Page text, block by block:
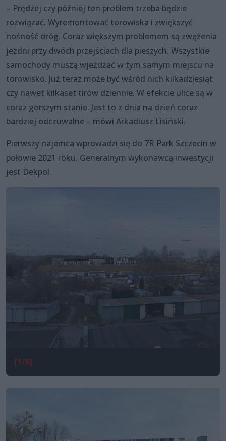
– Prędzej czy później ten problem trzeba będzie
rozwiązać. Wyremontować torowiska i zwiększyć
nośność dróg. Coraz większym problemem są zwężenia
jezdni przy dwóch przejściach dla pieszych. Wszystkie
samochody muszą wjeżdżać w tym samym miejscu na
torowisko. Już teraz może być wśród nich kilkadziesiąt
czy nawet kilkaset tirów dziennie. W efekcie ulice są w
coraz gorszym stanie. Jest to z dnia na dzień coraz
bardziej odczuwalne – mówi Arkadiusz Lisiński.
Pierwszy najemca wprowadzi się do 7R Park Szczecin w
połowie 2021 roku. Generalnym wykonawcą inwestycji
jest Dekpol.
[1/6]